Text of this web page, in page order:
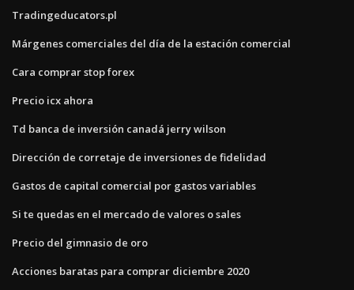
Tradingeducators.pl
Márgenes comerciales del día de la estación comercial
Cara comprar stop forex
Precio icx ahora
Td banca de inversión canadá jerry wilson
Dirección de corretaje de inversiones de fidelidad
Gastos de capital comercial por gastos variables
Si te quedas en el mercado de valores o sales
Precio del gimnasio de oro
Acciones baratas para comprar diciembre 2020